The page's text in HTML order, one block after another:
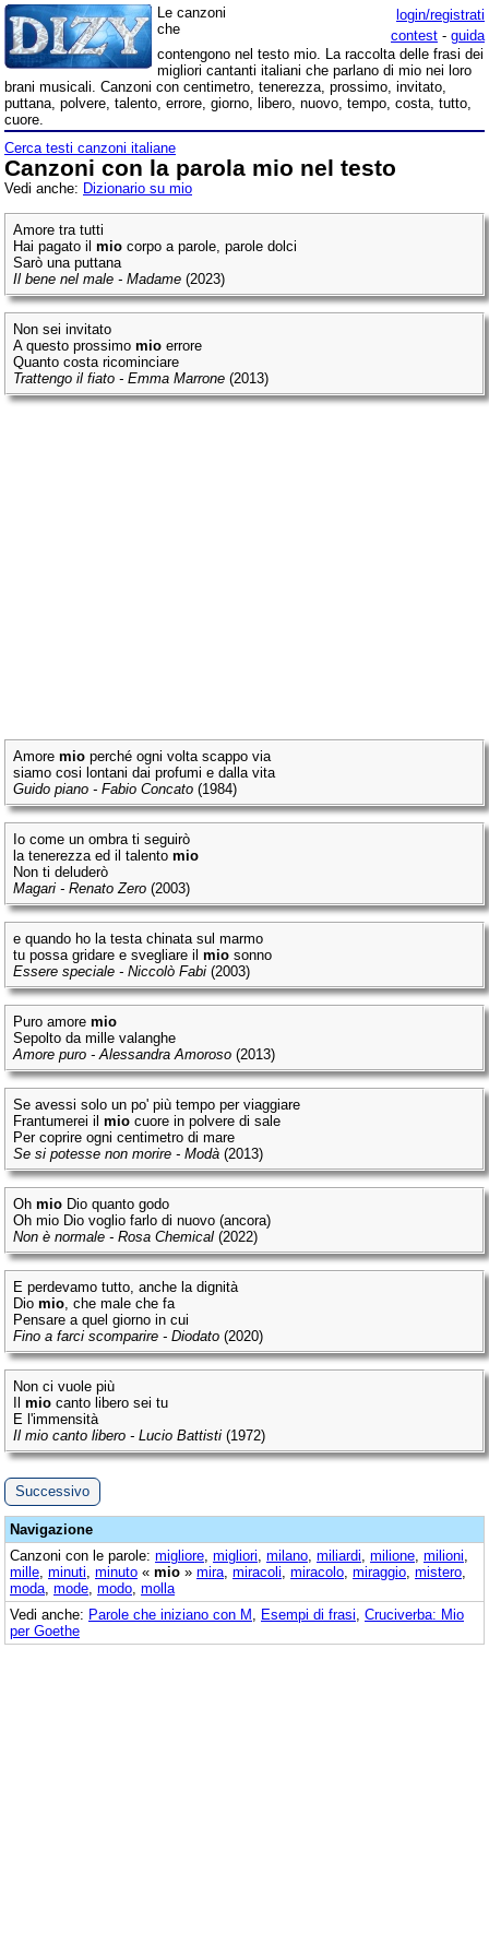
login/registrati
contest - guida
Le canzoni
che
contengono nel testo mio. La raccolta delle frasi dei
migliori cantanti italiani che parlano di mio nei loro
brani musicali. Canzoni con centimetro, tenerezza, prossimo, invitato,
puttana, polvere, talento, errore, giorno, libero, nuovo, tempo, costa, tutto,
cuore.
Cerca testi canzoni italiane
Canzoni con la parola mio nel testo
Vedi anche: Dizionario su mio
Amore tra tutti
Hai pagato il mio corpo a parole, parole dolci
Sarò una puttana
Il bene nel male - Madame (2023)
Non sei invitato
A questo prossimo mio errore
Quanto costa ricominciare
Trattengo il fiato - Emma Marrone (2013)
Amore mio perché ogni volta scappo via
siamo cosi lontani dai profumi e dalla vita
Guido piano - Fabio Concato (1984)
Io come un ombra ti seguirò
la tenerezza ed il talento mio
Non ti deluderò
Magari - Renato Zero (2003)
e quando ho la testa chinata sul marmo
tu possa gridare e svegliare il mio sonno
Essere speciale - Niccolò Fabi (2003)
Puro amore mio
Sepolto da mille valanghe
Amore puro - Alessandra Amoroso (2013)
Se avessi solo un po' più tempo per viaggiare
Frantumerei il mio cuore in polvere di sale
Per coprire ogni centimetro di mare
Se si potesse non morire - Modà (2013)
Oh mio Dio quanto godo
Oh mio Dio voglio farlo di nuovo (ancora)
Non è normale - Rosa Chemical (2022)
E perdevamo tutto, anche la dignità
Dio mio , che male che fa
Pensare a quel giorno in cui
Fino a farci scomparire - Diodato (2020)
Non ci vuole più
Il mio canto libero sei tu
E l'immensità
Il mio canto libero - Lucio Battisti (1972)
Successivo
Navigazione
Canzoni con le parole: migliore migliori milano miliardi milione milioni
mille minuti minuto « mio » mira miracoli miracolo miraggio mistero
moda mode modo molla
Vedi anche: Parole che iniziano con M Esempi di frasi Cruciverba: Mio
per Goethe